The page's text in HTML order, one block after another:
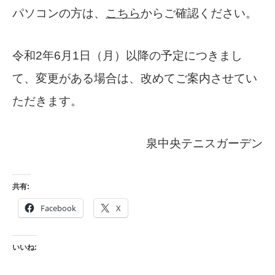
パソコンの方は、 こちらからご確認ください。
令和2年6月1日（月）以降の予定につきまし
て、変更がある場合は、改めてご案内させてい
ただきます。
泉中央テニスガーデン
共有:
Facebook X
いいね: